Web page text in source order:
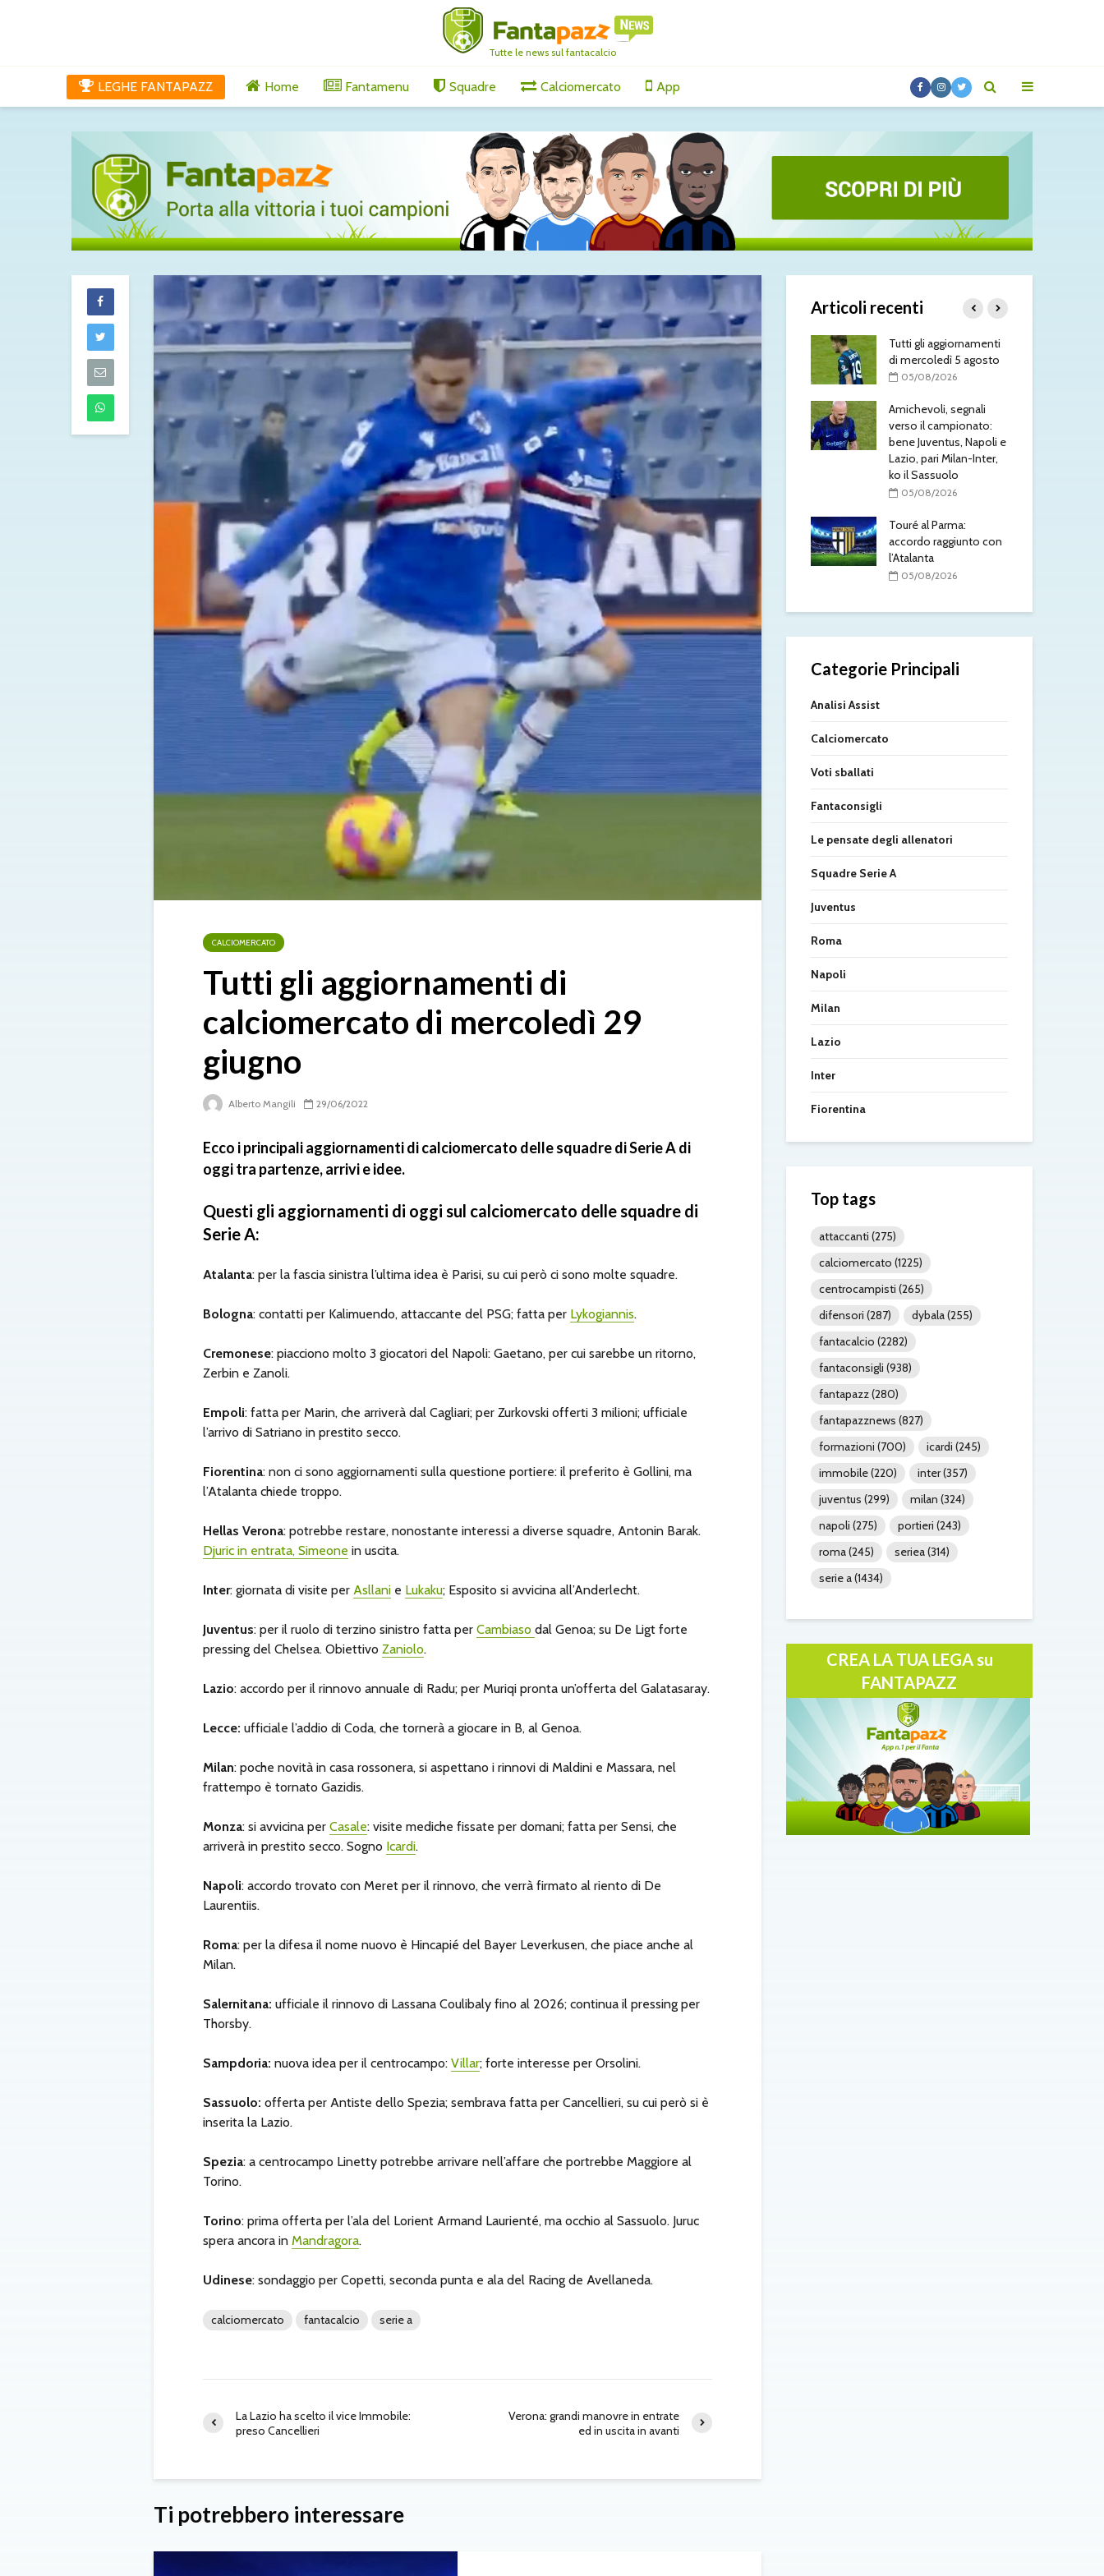
Tutte le news sul fantacalcio
LEGHE FANTAPAZZ Home Fantamenu Squadre Calciomercato App
CALCIOMERCATO
Tutti gli aggiornamenti di
calciomercato di mercoledì 29
giugno
Alberto Mangili 29/06/2022
Ecco i principali aggiornamenti di calciomercato delle squadre di Serie A di
oggi tra partenze, arrivi e idee.
Questi gli aggiornamenti di oggi sul calciomercato delle squadre di
Serie A:
Atalanta: per la fascia sinistra l’ultima idea è Parisi, su cui però ci sono molte squadre.
Bologna: contatti per Kalimuendo, attaccante del PSG; fatta per Lykogiannis.
Cremonese: piacciono molto 3 giocatori del Napoli: Gaetano, per cui sarebbe un ritorno,
Zerbin e Zanoli.
Empoli: fatta per Marin, che arriverà dal Cagliari; per Zurkovski offerti 3 milioni; ufficiale
l’arrivo di Satriano in prestito secco.
Fiorentina: non ci sono aggiornamenti sulla questione portiere: il preferito è Gollini, ma
l’Atalanta chiede troppo.
Hellas Verona: potrebbe restare, nonostante interessi a diverse squadre, Antonin Barak.
Djuric in entrata, Simeone in uscita.
Inter: giornata di visite per Asllani e Lukaku; Esposito si avvicina all’Anderlecht.
Juventus: per il ruolo di terzino sinistro fatta per Cambiaso dal Genoa; su De Ligt forte
pressing del Chelsea. Obiettivo Zaniolo.
Lazio: accordo per il rinnovo annuale di Radu; per Muriqi pronta un’offerta del Galatasaray.
Lecce: ufficiale l’addio di Coda, che tornerà a giocare in B, al Genoa.
Milan: poche novità in casa rossonera, si aspettano i rinnovi di Maldini e Massara, nel
frattempo è tornato Gazidis.
Monza: si avvicina per Casale: visite mediche fissate per domani; fatta per Sensi, che
arriverà in prestito secco. Sogno Icardi.
Napoli: accordo trovato con Meret per il rinnovo, che verrà firmato al riento di De
Laurentiis.
Roma: per la difesa il nome nuovo è Hincapié del Bayer Leverkusen, che piace anche al
Milan.
Salernitana: ufficiale il rinnovo di Lassana Coulibaly fino al 2026; continua il pressing per
Thorsby.
Sampdoria: nuova idea per il centrocampo: Villar; forte interesse per Orsolini.
Sassuolo: offerta per Antiste dello Spezia; sembrava fatta per Cancellieri, su cui però si è
inserita la Lazio.
Spezia: a centrocampo Linetty potrebbe arrivare nell’affare che portrebbe Maggiore al
Torino.
Torino: prima offerta per l’ala del Lorient Armand Laurienté, ma occhio al Sassuolo. Juruc
spera ancora in Mandragora.
Udinese: sondaggio per Copetti, seconda punta e ala del Racing de Avellaneda.
calciomercato fantacalcio serie a
La Lazio ha scelto il vice Immobile:
preso Cancellieri
Verona: grandi manovre in entrate
ed in uscita in avanti
Ti potrebbero interessare
Articoli recenti
Tutti gli aggiornamenti
di mercoledì 5 agosto
05/08/2026
Amichevoli, segnali
verso il campionato:
bene Juventus, Napoli e
Lazio, pari Milan-Inter,
ko il Sassuolo
05/08/2026
Touré al Parma:
accordo raggiunto con
l’Atalanta
05/08/2026
Molina alla Roma: è
05/08/2026
Napoli: Lukaku non si
presenta e Gutierrez è
un giocatore del
Leverkusen
05/08/2026
Mastantuono alla
Fiorentina, affare fatto:
il Real Madrid dà il via
libera
05/08/2026
Milan: Osorio torna nel
mirino
Maldini al Cagliari, affare
chiuso: c’è l’ok
dell’Atalanta
06/08/2026
Touré al Parma,
accordo definito: visite
mediche in corso
06/08/2026
Tutti gli aggiornamenti
di mercoledì 5 agosto
05/08/2026
Amichevoli, segnali
verso il campionato:
bene Juventus, Napoli e
Lazio, pari Milan-Inter,
ko il Sassuolo
05/08/2026
Touré al Parma:
accordo raggiunto con
l’Atalanta
05/08/2026
Categorie Principali
Analisi Assist
Calciomercato
Voti sballati
Fantaconsigli
Le pensate degli allenatori
Squadre Serie A
Juventus
Roma
Napoli
Milan
Lazio
Inter
Fiorentina
Top tags
attaccanti (275)
calciomercato (1225)
centrocampisti (265)
difensori (287) dybala(255)
fantacalcio (2282)
fantaconsigli (938)
fantapazz(280)
fantapazznews (827)
formazioni (700) icardi (245)
immobile(220) inter(357)
juventus (299) milan (324)
napoli (275) portieri (243)
roma(245) seriea(314)
serie a(1434)
CREA LA TUA LEGA su
FANTAPAZZ